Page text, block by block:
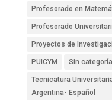
Profesorado en
Profesorado
Proyectos de
PUICYM Sin categoría
Tecnicatura
Argentina- Español